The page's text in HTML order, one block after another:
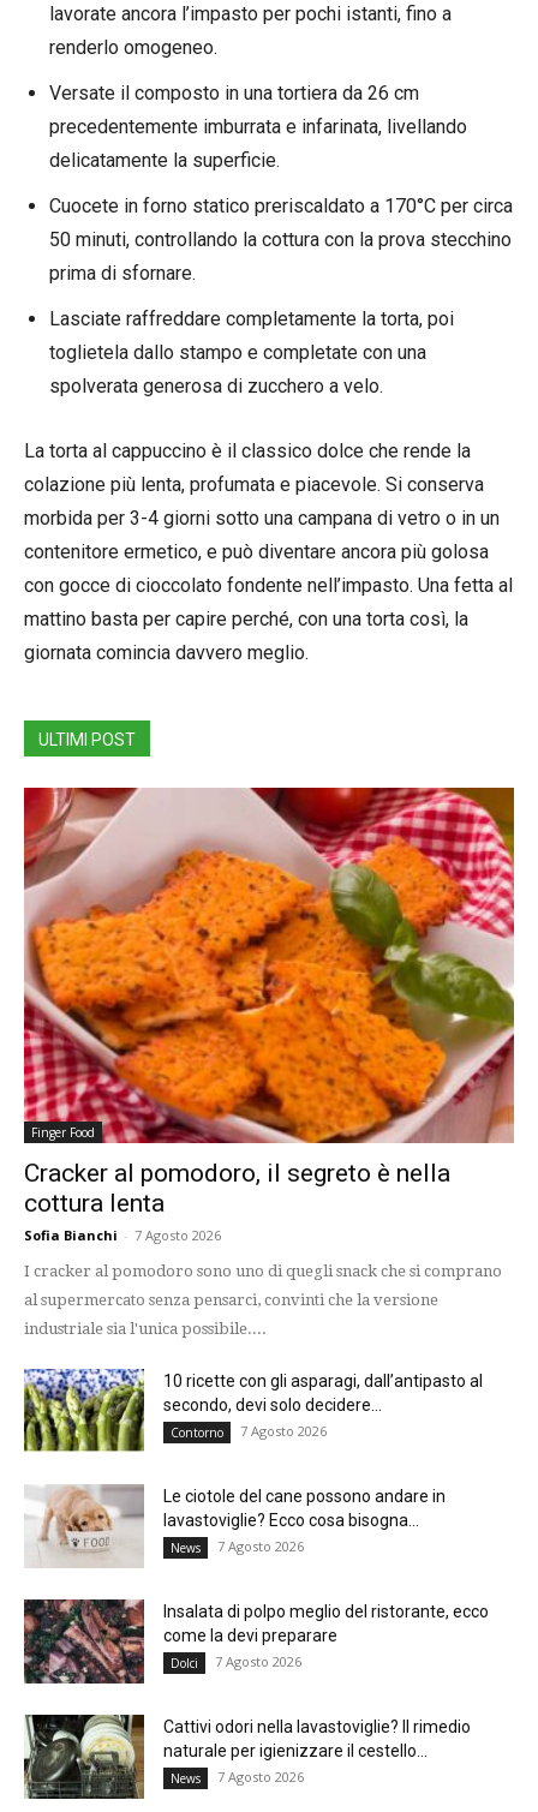
lavorate ancora l’impasto per pochi istanti, fino a
renderlo omogeneo.
Versate il composto in una tortiera da 26 cm
precedentemente imburrata e infarinata, livellando
delicatamente la superficie.
Cuocete in forno statico preriscaldato a 170°C per circa
50 minuti, controllando la cottura con la prova stecchino
prima di sfornare.
Lasciate raffreddare completamente la torta, poi
toglietela dallo stampo e completate con una
spolverata generosa di zucchero a velo.
La torta al cappuccino è il classico dolce che rende la
colazione più lenta, profumata e piacevole. Si conserva
morbida per 3-4 giorni sotto una campana di vetro o in un
contenitore ermetico, e può diventare ancora più golosa
con gocce di cioccolato fondente nell’impasto. Una fetta al
mattino basta per capire perché, con una torta così, la
giornata comincia davvero meglio.
ULTIMI POST
Finger Food
Cracker al pomodoro, il segreto è nella
cottura lenta
Sofia Bianchi - 7 Agosto 2026
I cracker al pomodoro sono uno di quegli snack che si comprano
al supermercato senza pensarci, convinti che la versione
industriale sia l'unica possibile....
10 ricette con gli asparagi, dall’antipasto al
secondo, devi solo decidere...
Contorno 7 Agosto 2026
Le ciotole del cane possono andare in
lavastoviglie? Ecco cosa bisogna...
News 7 Agosto 2026
Insalata di polpo meglio del ristorante, ecco
come la devi preparare
Dolci 7 Agosto 2026
Cattivi odori nella lavastoviglie? Il rimedio
naturale per igienizzare il cestello...
News 7 Agosto 2026